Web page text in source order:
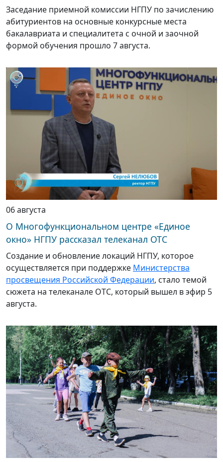
Заседание приемной комиссии НГПУ по зачислению
абитуриентов на основные конкурсные места
бакалавриата и специалитета с очной и заочной
формой обучения прошло 7 августа.
06 августа
О Многофункциональном центре «Единое
окно» НГПУ рассказал телеканал ОТС
Создание и обновление локаций НГПУ, которое
осуществляется при поддержке Министерства
просвещения Российской Федерации, стало темой
сюжета на телеканале ОТС, который вышел в эфир 5
августа.